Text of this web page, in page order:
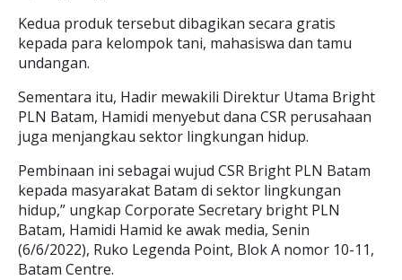
Kedua produk tersebut dibagikan secara gratis
kepada para kelompok tani, mahasiswa dan tamu
undangan.
Sementara itu, Hadir mewakili Direktur Utama Bright
PLN Batam, Hamidi menyebut dana CSR perusahaan
juga menjangkau sektor lingkungan hidup.
Pembinaan ini sebagai wujud CSR Bright PLN Batam
kepada masyarakat Batam di sektor lingkungan
hidup,” ungkap Corporate Secretary bright PLN
Batam, Hamidi Hamid ke awak media, Senin
(6/6/2022), Ruko Legenda Point, Blok A nomor 10-11,
Batam Centre.